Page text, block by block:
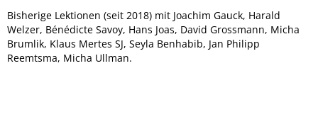
Bisherige Lektionen (seit 2018) mit Joachim Gauck, Harald
Welzer, Bénédicte Savoy, Hans Joas, David Grossmann, Micha
Brumlik, Klaus Mertes SJ, Seyla Benhabib, Jan Philipp
Reemtsma, Micha Ullman.